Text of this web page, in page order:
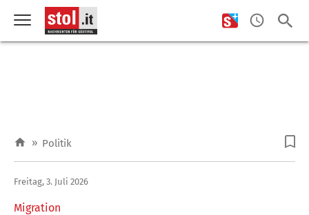
» Politik
Migration
Freitag, 3. Juli 2026